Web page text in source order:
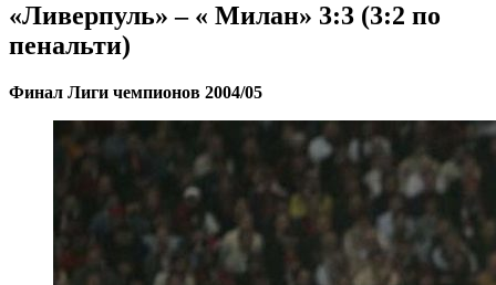
«Ливерпуль» – « Милан» 3:3 (3:2 по
пенальти)
Финал Лиги чемпионов 2004/05